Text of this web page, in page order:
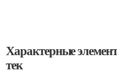
Характерные
тек